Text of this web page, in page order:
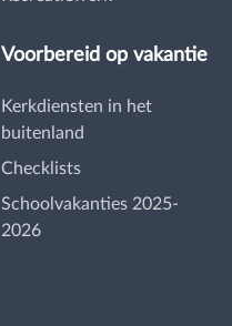
Voorbereid op vakantie
Kerkdiensten in het
buitenland
Checklists
Schoolvakanties 2025-
2026